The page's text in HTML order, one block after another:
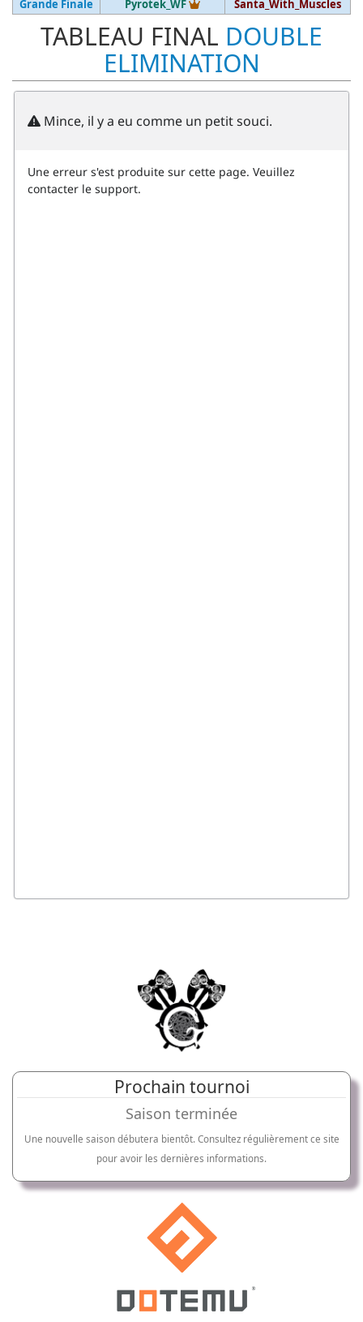
Grande Finale Pyrotek_WF Vainqueur du tournoi
Santa_With_Muscles
TABLEAU FINAL DOUBLE
ELIMINATION
Prochain tournoi
Saison terminée
Une nouvelle saison débutera bientôt. Consultez régulièrement ce site
pour avoir les dernières informations.